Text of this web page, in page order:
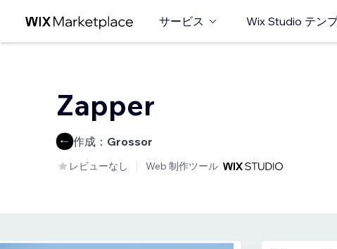
サービス Wix Studio テン
Zapper
作成： Grossor
レビューなし Web 制作ツール